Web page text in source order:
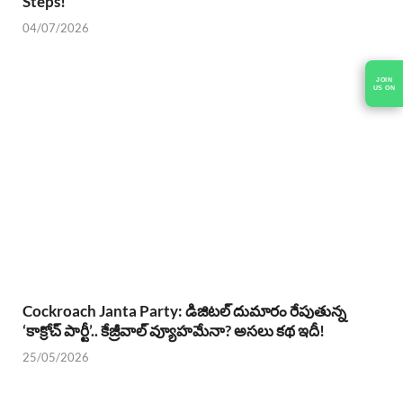
JOIN
US ON
04/07/2026
Cockroach Janta Party: డిజిటల్ దుమారం రేపుతున్న
‘కాక్రోచ్ పార్టీ’.. కేజ్రీవాల్ వ్యూహమేనా? అసలు కథ ఇదీ!
25/05/2026